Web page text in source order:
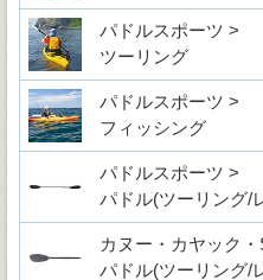
パドルスポーツ >
ツーリング
パドルスポーツ >
フィッシング
パドルスポーツ >
パドル(ツーリング/
カヌー・カヤック
パドル(ツーリング/